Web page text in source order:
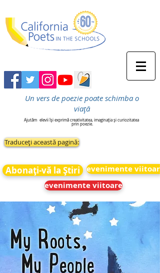
Un vers de poezie poate schimba o
viață
Ajutăm elevii își exprimă creativitatea, imaginația și curiozitatea
prin poezie.
Traduceți această pagină:
Abonați-vă la Știri
evenimente viitoare
evenimente viitoare